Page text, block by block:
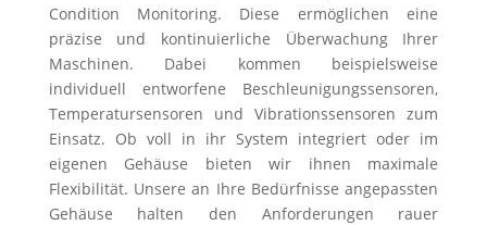
Condition Monitoring. Diese ermöglichen eine
präzise und kontinuierliche Überwachung Ihrer
Maschinen. Dabei kommen beispielsweise
individuell entworfene Beschleunigungssensoren,
Temperatursensoren und Vibrationssensoren zum
Einsatz. Ob voll in ihr System integriert oder im
eigenen Gehäuse bieten wir ihnen maximale
Flexibilität. Unsere an Ihre Bedürfnisse angepassten
Gehäuse halten den Anforderungen rauer